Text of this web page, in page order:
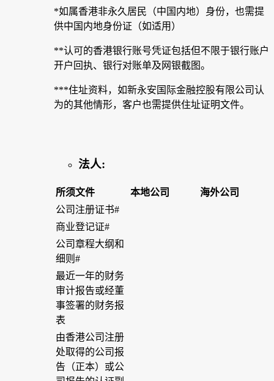
*如属香港非永久居民（中国内地）身份，也需提
供中国内地身份证（如适用）
**认可的香港银行账号凭证包括但不限于银行账户
开户回执、银行对账单及网银截图。
***住址资料，如新永安国际金融控股有限公司认
为的其他情形，客户也需提供住址证明文件。
法人:
所须文件 本地公司
海外公司
公司注册证书#
商业登记证#
公司章程大纲和
细则#
最近一年的财务
审计报告或经董
事签署的财务报
表
由香港公司注册
处取得的公司报
告（正本）或公